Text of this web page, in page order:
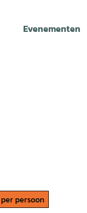
Evenementen
persoon